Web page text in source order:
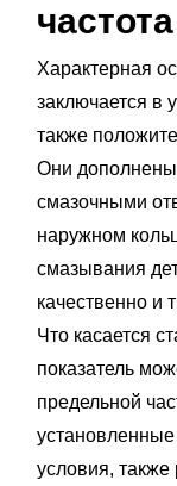
Характерная
заключается в
также
Они дополнены
смазочными
наружном
смазывания
качественно и
Что касается
показатель
предельной
условия, также